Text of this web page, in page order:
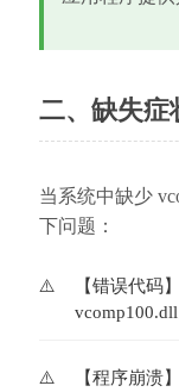
二、缺失症
当系统中缺少
下问题：
【错误代码
【程序崩溃